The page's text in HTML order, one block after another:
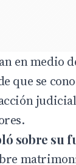
en medio
que se
sobre su